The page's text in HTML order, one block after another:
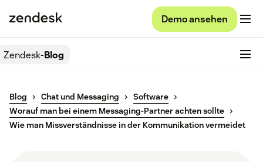
Demo ansehen
Zendesk-Blog
Blog Chat und Messaging
Software
Worauf man bei einem Messaging-Partner achten sollte
Wie man Missverständnisse in der Kommunikation vermeidet